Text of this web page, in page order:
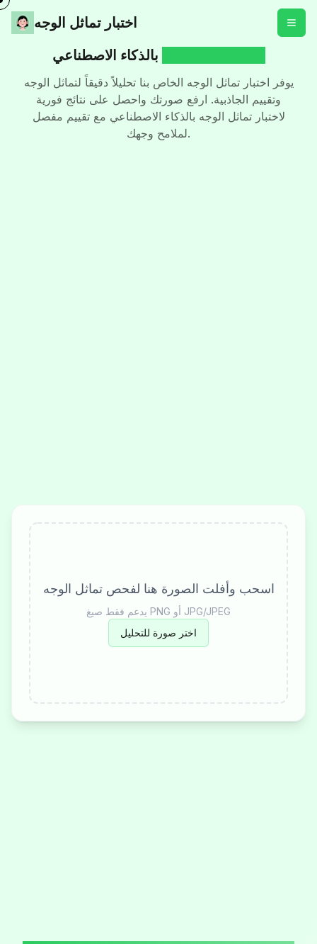
اختبار تماثل الوجه
بالذكاء الاصطناعي
يوفر اختبار تماثل الوجه الخاص بنا تحليلاً دقيقاً لتماثل الوجه
وتقييم الجاذبية. ارفع صورتك واحصل على نتائج فورية
لاختبار تماثل الوجه بالذكاء الاصطناعي مع تقييم مفصل
لملامح وجهك.
اسحب وأفلت الصورة هنا لفحص تماثل الوجه
يدعم فقط صيغ PNG أو JPG/JPEG
اختر صورة للتحليل